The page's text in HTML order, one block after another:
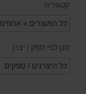
קטגוריה
סנן לפי ספק / יצרן